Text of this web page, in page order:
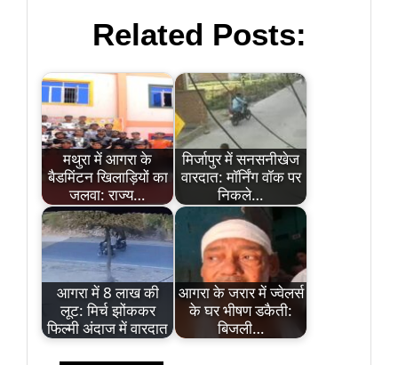
Related Posts:
मथुरा में आगरा के
बैडमिंटन खिलाड़ियों का
जलवा: राज्य…
मिर्जापुर में सनसनीखेज
वारदात: मॉर्निंग वॉक पर
निकले…
आगरा में 8 लाख की
लूट: मिर्च झोंककर
फिल्मी अंदाज में वारदात
आगरा के जरार में ज्वेलर्स
के घर भीषण डकैती:
बिजली…